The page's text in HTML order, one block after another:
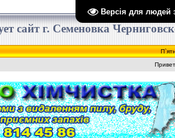
Версія для людей
сайт г. Семеновка